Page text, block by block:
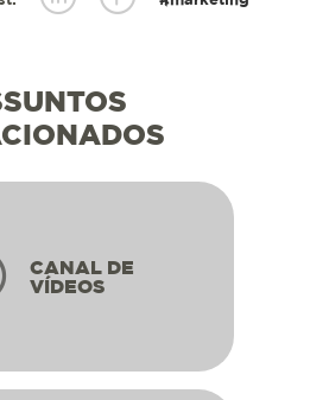
CANAL DE
VÍDEOS